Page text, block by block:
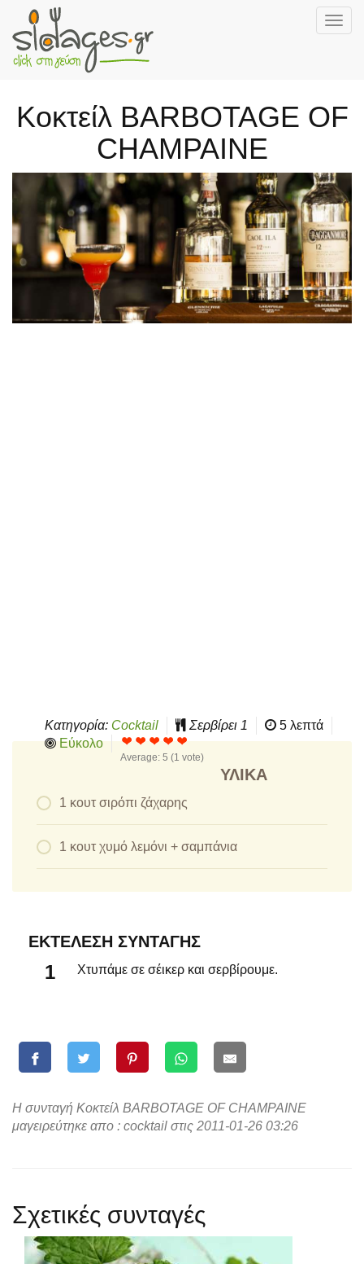
Skip
content
Κοκτείλ BARBOTAGE OF
CHAMPAINE
Κατηγορία: Cocktail Σερβίρει 1
5 λεπτά
Εύκολο
Average: 5 (1 vote)
ΥΛΙΚΆ
1 κουτ σιρόπι ζάχαρης
1 κουτ χυμό λεμόνι + σαμπάνια
ΕΚΤΈΛΕΣΗ ΣΥΝΤΑΓΉΣ
Χτυπάμε σε σέικερ και σερβίρουμε.
Η συνταγή Κοκτείλ BARBOTAGE OF CHAMPAINE
μαγειρεύτηκε απο : cocktail στις 2011-01-26 03:26
Σχετικές συνταγές